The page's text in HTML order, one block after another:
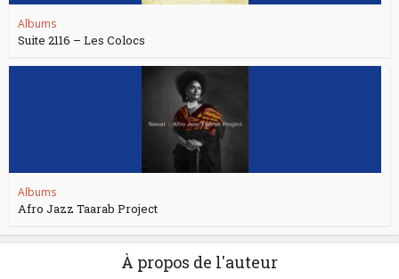
Albums
Suite 2116 – Les Colocs
Albums
Afro Jazz Taarab Project
À propos de l'auteur